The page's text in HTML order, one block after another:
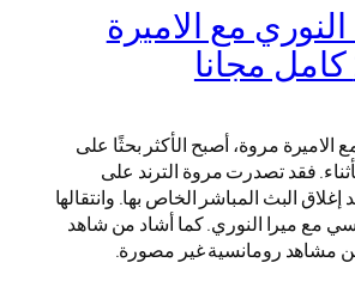
النوري مع الاميرة
الاميرة مروة، أصبح الأكثر بحثًا على
فقد تصدرت مروة الترند على
البث المباشر الخاص بها. وانتقالها
مع ميرا النوري. كما أشاد من شاهد
مشاهد رومانسية غير مصورة.